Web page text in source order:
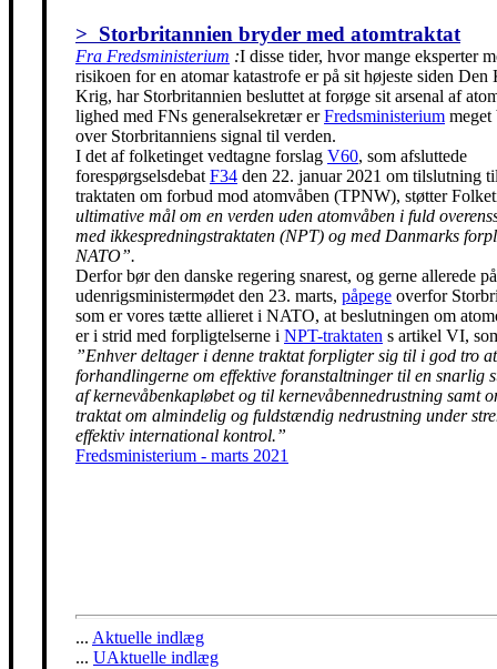
> Storbritannien bryder med atomtraktat
Fra Fredsministerium :I disse tider, hvor mange eksperter
risikoen for en atomar katastrofe er på sit højeste siden Den
Krig, har Storbritannien besluttet at forøge sit arsenal af
lighed med FNs generalsekretær erFredsministerium meget
over Storbritanniens signal til verden.
I det af folketinget vedtagne forslag V60, som afsluttede
forespørgselsdebat F34 den 22. januar 2021 om tilslutning
traktaten om forbud mod atomvåben (TPNW), støtter
ultimative mål om en verden uden atomvåben i fuld
med ikkespredningstraktaten (NPT) og med Danmarks
NATO”.
Derfor bør den danske regering snarest, og gerne allerede på
udenrigsministermødet den 23. marts, påpege overfor
som er vores tætte allieret i NATO, at beslutningen om
er i strid med forpligtelserne i NPT-traktaten s artikel VI,
”Enhver deltager i denne traktat forpligter sig til i god tro
forhandlingerne om effektive foranstaltninger til en snarlig
af kernevåbenkapløbet og til kernevåbennedrustning samt
traktat om almindelig og fuldstændig nedrustning under
effektiv international kontrol.”
Fredsministerium - marts 2021
... Aktuelle indlæg
... UAktuelle indlæg